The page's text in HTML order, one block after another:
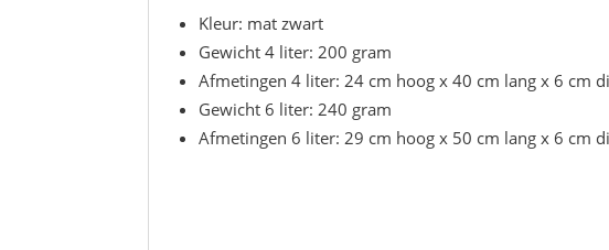
Kleur: mat zwart
Gewicht 4 liter: 200 gram
Afmetingen 4 liter: 24 cm hoog x 40 cm lang x 6 cm
Gewicht 6 liter: 240 gram
Afmetingen 6 liter: 29 cm hoog x 50 cm lang x 6 cm